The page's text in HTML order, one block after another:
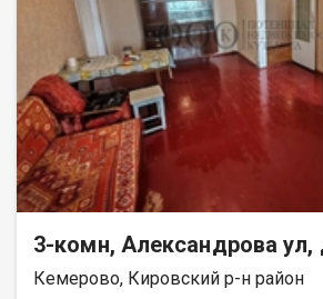
3-комн, Александрова ул,
Кемерово, Кировский р-н район